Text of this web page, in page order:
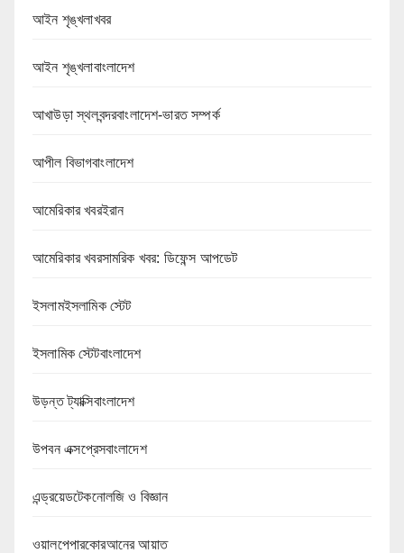
আইন শৃঙ্খলাখবর
আইন শৃঙ্খলাবাংলাদেশ
আখাউড়া স্থলবন্দরবাংলাদেশ-ভারত সম্পর্ক
আপীল বিভাগবাংলাদেশ
আমেরিকার খবরইরান
আমেরিকার খবরসামরিক খবর: ডিফেন্স আপডেট
ইসলামইসলামিক স্টেট
ইসলামিক স্টেটবাংলাদেশ
উড়ন্ত ট্যাক্সিবাংলাদেশ
উপবন এক্সপ্রেসবাংলাদেশ
এন্ড্রয়েডটেকনোলজি ও বিজ্ঞান
ওয়ালপেপারকোরআনের আয়াত